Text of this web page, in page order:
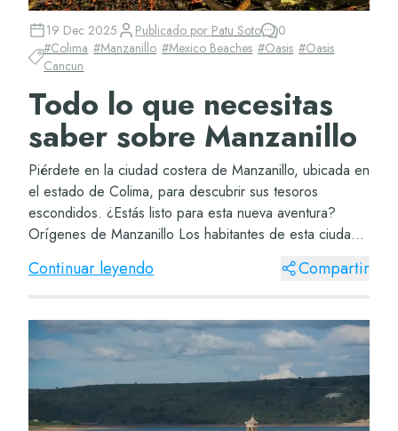
19 Dec 2025 Publicado por Patu Soto
0
#Colima #Manzanillo #Mexico Beaches #Oasis #Oasis
Cancun
Todo lo que necesitas
saber sobre Manzanillo
Piérdete en la ciudad costera de Manzanillo, ubicada en
el estado de Colima, para descubrir sus tesoros
escondidos. ¿Estás listo para esta nueva aventura?
Orígenes de Manzanillo Los habitantes de esta ciudad
tomaron el nombre de un árbol de manzanill...
Continuar leyendo Compartir